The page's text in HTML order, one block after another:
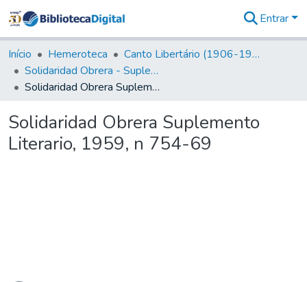
&
Coleções
Tudo na
Biblioteca
Estatísticas
Entrar
Início Hemeroteca
Canto Libertário (1906-1995)
Solidaridad Obrera - Suplemento Literario
Solidaridad Obrera Suplemento Literario, 1959, n 754-69
Solidaridad Obrera Suplemento
Literario, 1959, n 754-69